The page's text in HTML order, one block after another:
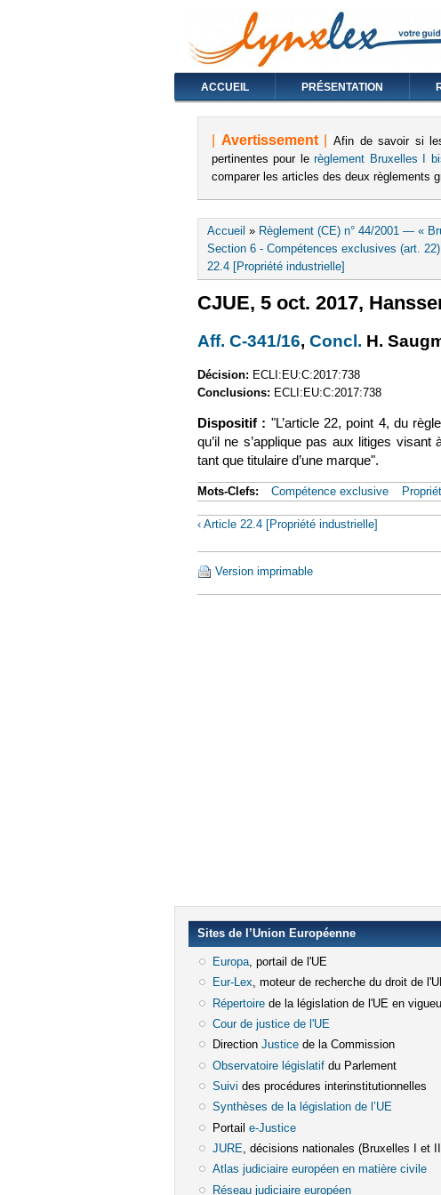
ACCUEIL PRÉSENTATION
Avertissement Afin de savoir si
pertinentes pour lerèglement Bruxelles I
comparer les articles des deux règlements
Vous êtes ici
Accueil » Règlement (CE) n° 44/2001 — «
Section 6 - Compétences exclusives (art. 22)
22.4 [Propriété industrielle]
CJUE, 5 oct. 2017,
Aff. C-341/16(le lien est
, Concl. H.
Décision: ECLI:EU:C:2017:738
Conclusions: ECLI:EU:C:2017:738
Dispositif : "L’article 22, point 4, du
qu’il ne s’applique pas aux litiges
tant que titulaire d’une marque".
Mots-Clefs: Compétence exclusive
‹ Article 22.4 [Propriété industrielle]
Version imprimable
Sites de l’Union Européenne
Europa(le lien est externe)
, portail de l'UE
Eur-Lex(le lien est externe)
, moteur de recherche du droit de
Répertoire(le lien est externe)
de la législation de l'UE en
Cour de justice de l'UE
Direction Justice(le lien est externe)
de la Commission
Observatoire législatif(le lien est externe)
du Parlement
Suivi (le lien est externe)
des procédures interinstitutionnelles
Synthèses de la législation de l’UE(le lien
Portail e-Justice(le lien est externe)
JURE(le lien est externe)
, décisions nationales (Bruxelles I et
Atlas judiciaire européen en matière civile(le
Réseau judiciaire européen(le lien est